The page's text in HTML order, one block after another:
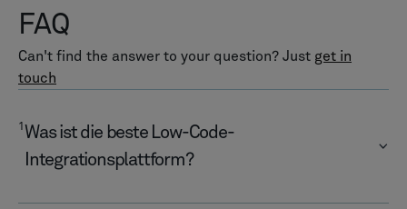
FAQ
Can't find the answer to your question? Just get in
touch
1 Was ist die beste Low-Code-
Integrationsplattform?